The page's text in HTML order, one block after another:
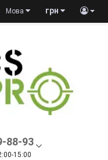
грн
Мова
88-93
15:00